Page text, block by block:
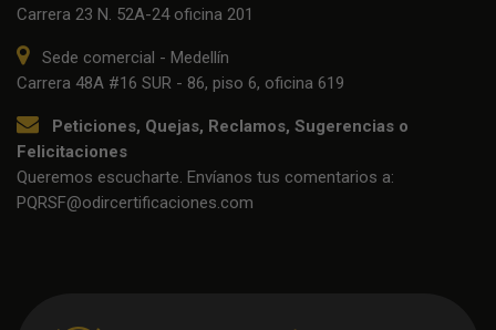
Carrera 23 N. 52A-24 oficina 201
Sede comercial - Medellín
Carrera 48A #16 SUR - 86, piso 6, oficina 619
Peticiones, Quejas, Reclamos, Sugerencias o
Felicitaciones
Queremos escucharte. Envíanos tus comentarios a:
PQRSF@odircertificaciones.com